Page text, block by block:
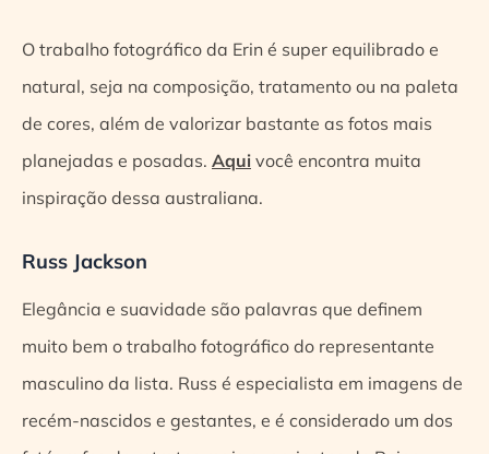
O trabalho fotográfico da Erin é super equilibrado e
natural, seja na composição, tratamento ou na paleta
de cores, além de valorizar bastante as fotos mais
planejadas e posadas. Aqui você encontra muita
inspiração dessa australiana.
Russ Jackson
Elegância e suavidade são palavras que definem
muito bem o trabalho fotográfico do representante
masculino da lista. Russ é especialista em imagens de
recém-nascidos e gestantes, e é considerado um dos